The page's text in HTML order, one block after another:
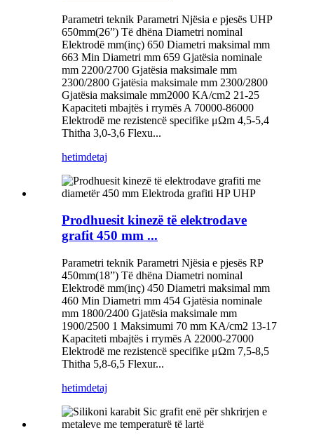
Parametri teknik Parametri Njësia e pjesës UHP
650mm(26”) Të dhëna Diametri nominal
Elektrodë mm(inç) 650 Diametri maksimal mm
663 Min Diametri mm 659 Gjatësia nominale
mm 2200/2700 Gjatësia maksimale mm
2300/2800 Gjatësia maksimale mm 2300/2800
Gjatësia maksimale mm2000 KA/cm2 21-25
Kapaciteti mbajtës i rrymës A 70000-86000
Elektrodë me rezistencë specifike μΩm 4,5-5,4
Thitha 3,0-3,6 Flexu...
hetimdetaj
Prodhuesit kinezë të elektrodave
grafit 450 mm ...
Parametri teknik Parametri Njësia e pjesës RP
450mm(18”) Të dhëna Diametri nominal
Elektrodë mm(inç) 450 Diametri maksimal mm
460 Min Diametri mm 454 Gjatësia nominale
mm 1800/2400 Gjatësia maksimale mm
1900/2500 1 Maksimumi 70 mm KA/cm2 13-17
Kapaciteti mbajtës i rrymës A 22000-27000
Elektrodë me rezistencë specifike μΩm 7,5-8,5
Thitha 5,8-6,5 Flexur...
hetimdetaj